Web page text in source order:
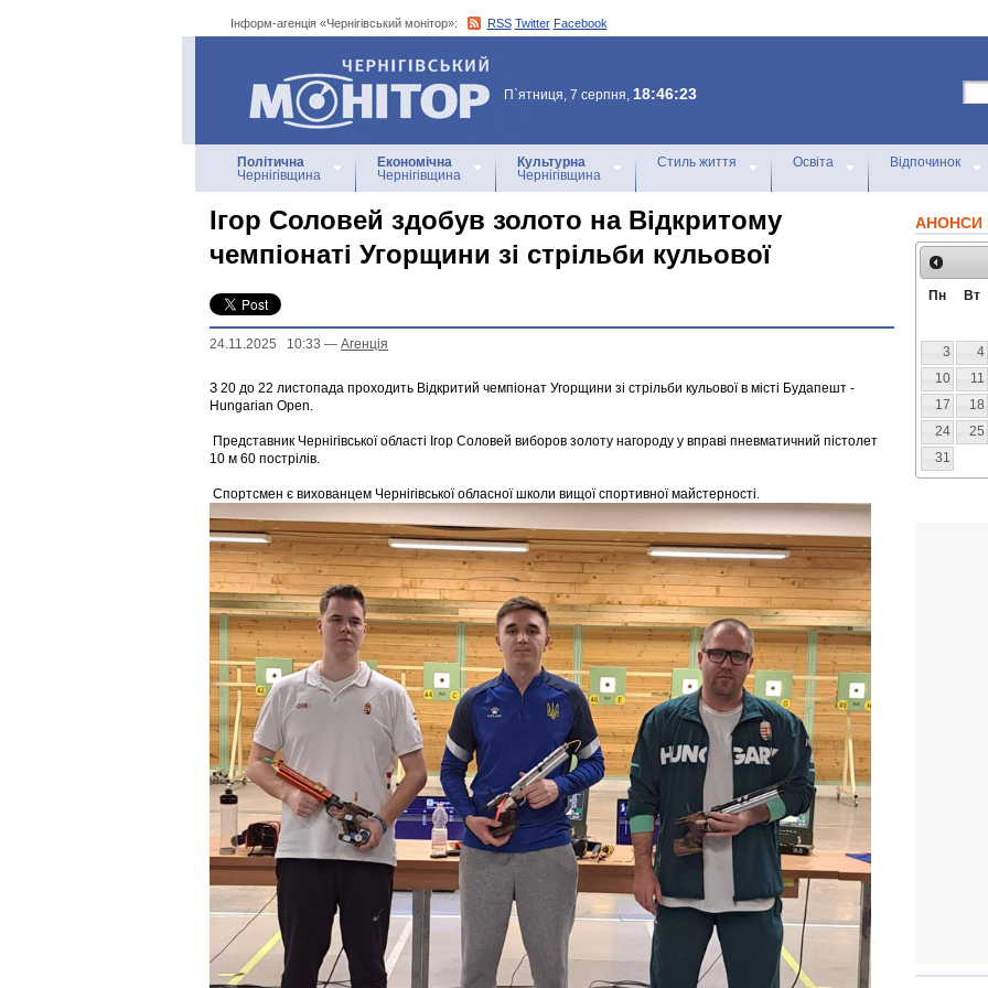
Інформ-агенція «Чернігівський монітор»: RSS Twitter Facebook
Інформ-агенція
«Чернігівський монітор»
П`ятниця, 7 серпня, 18:46:23
Політична
Чернігівщина
Економічна
Чернігівщина
Культурна
Чернігівщина
Стиль життя Освіта Відпочинок
Ігор Соловей здобув золото на Відкритому
чемпіонаті Угорщини зі стрільби кульової
24.11.2025 10:33 — Агенцiя
З 20 до 22 листопада проходить Відкритий чемпіонат Угорщини зі стрільби кульової в місті Будапешт -
Hungarian Open.
Представник Чернігівської області Ігор Соловей виборов золоту нагороду у вправі пневматичний пістолет
10 м 60 пострілів.
Спортсмен є вихованцем Чернігівської обласної школи вищої спортивної майстерності.
АНОНСИ
Пн Вт
3
4
10
11
17
18
24
25
31